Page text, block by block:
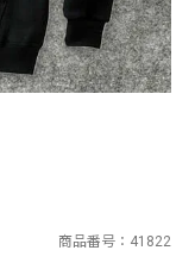
商品番号 41822